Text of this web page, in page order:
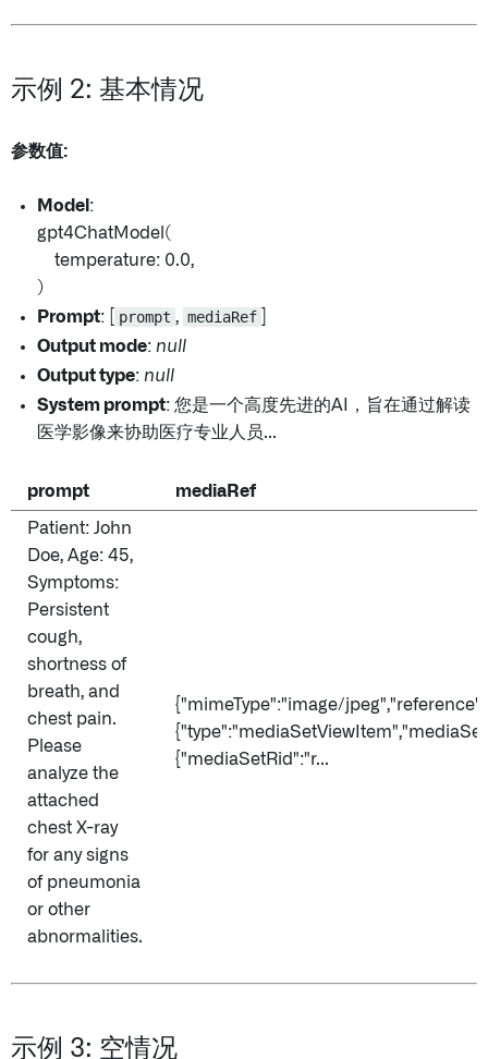
示例 2: 基本情况
参数值:
Model :
gpt4ChatModel(
temperature: 0.0,
)
Prompt: [ prompt , mediaRef
Output mode: null
Output type: null
System prompt: 您是一个高度先进的AI，旨在通过解读
医学影像来协助医疗专业人员...
prompt mediaRef
Patient: John
Doe, Age: 45,
Symptoms:
Persistent
cough,
shortness of
breath, and
chest pain.
Please
analyze the
attached
chest X-ray
for any signs
of pneumonia
or other
abnormalities.
{"mimeType":"image/jpeg","reference":
{"mediaSetRid":"r...
示例 3: 空情况